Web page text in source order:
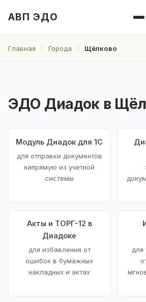
АВП ЭДО
Главная Города Щёлково
ЭДО Диадок в
Модуль Диадок для 1С
для отправки документов
напрямую из учетной
системы
Акты и ТОРГ-12 в
Диадоке
для избавления от
ошибок в бумажных
накладных и актах
для